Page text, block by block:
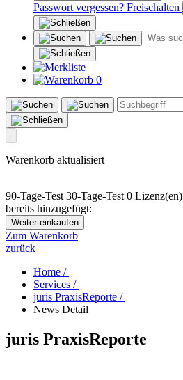
Passwort vergessen? Freischalten
0
Warenkorb aktualisiert
90-Tage-Test 30-Tage-Test 0 Lizenz(en)
bereits hinzugefügt:
Weiter einkaufen
Zum Warenkorb
zurück
Home /
Services /
juris PraxisReporte /
News Detail
juris PraxisReporte